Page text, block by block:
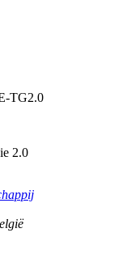
TG2.0
2.0